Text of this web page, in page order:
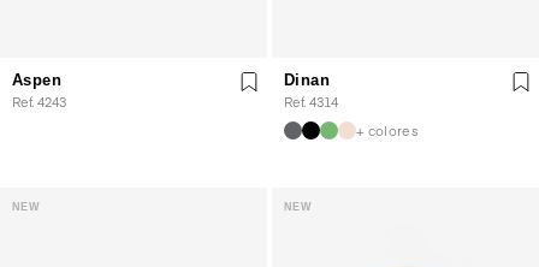
Aspen
Ref. 4243
Dinan
Ref. 4314
+ colores
NEW NEW